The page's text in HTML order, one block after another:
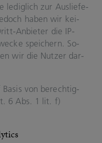
le­dig­lich zur Aus­lie­fe­
haben wir kei­
​​An­bie­ter die IP-​
spei­chern. So­
wir die Nut­zer dar­
von be­rech­tig­
6 Abs. 1 lit. f)